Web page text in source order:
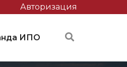
Авторизация
ИПО